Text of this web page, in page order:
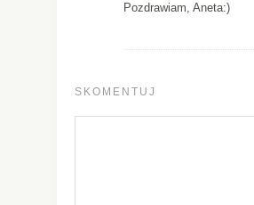
Pozdrawiam, Aneta:)
SKOMENTUJ